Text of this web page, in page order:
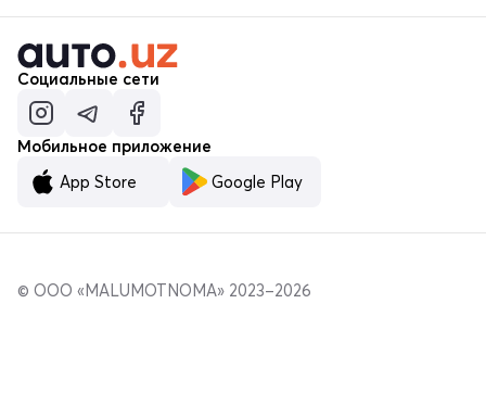
Социальные сети
Мобильное приложение
App Store
Google Play
© ООО «MALUMOTNOMA» 2023–2026